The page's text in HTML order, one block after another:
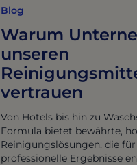
Blog
Warum
unseren
vertrauen
Von Hotels bis hin zu
Formula bietet bewährte,
Reinigungslösungen, die
professionelle Ergebnisse